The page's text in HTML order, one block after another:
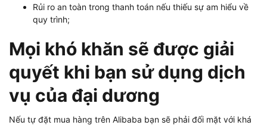
Rủi ro an toàn trong thanh toán nếu thiếu sự am hiểu về
quy trình;
Mọi khó khăn sẽ được giải
quyết khi bạn sử dụng dịch
vụ của đại dương
Nếu tự đặt mua hàng trên Alibaba bạn sẽ phải đối mặt với khá